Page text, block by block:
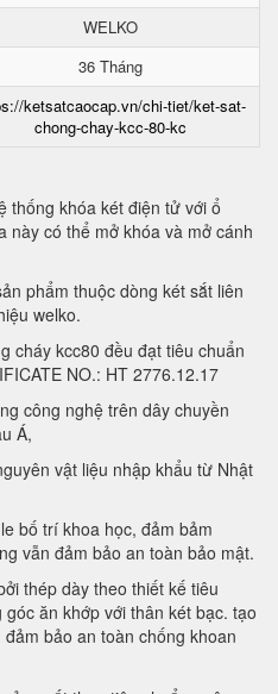
WELKO
36 Tháng
ketsatcaocap.vn/chi-tiet/ket-sat-
chong-chay-kcc-80-kc
thống khóa két điện tử với ổ
này có thể mở khóa và mở cánh
phẩm thuộc dòng két sắt liên
welko.
cháy kcc80 đều đạt tiêu chuẩn
NO.: HT 2776.12.17
công nghệ trên dây chuyền
Á,
vật liệu nhập khẩu từ Nhật
bố trí khoa học, đảm bảm
vẫn đảm bảo an toàn bảo mật.
thép dày theo thiết kế tiêu
ăn khớp với thân két bạc. tạo
bảo an toàn chống khoan